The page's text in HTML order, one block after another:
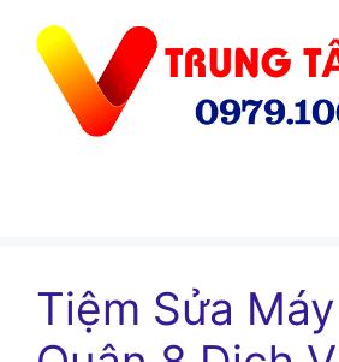
Tiệm Sửa